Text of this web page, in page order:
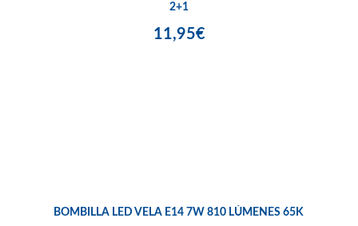
2+1
11,95€
BOMBILLA LED VELA E14 7W 810 LÚMENES 65K